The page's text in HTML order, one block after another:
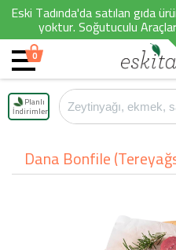
Eski Tadında'da satılan gıda
yoktur. Soğutuculu
0
Planlı
İndirimler
Dana Bonfile